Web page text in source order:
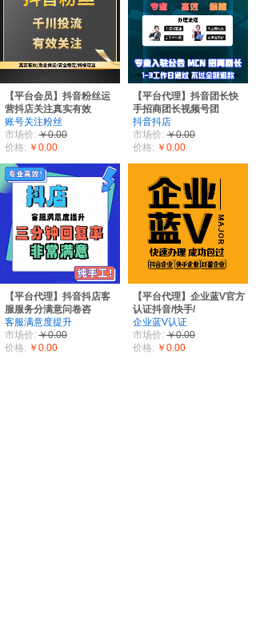
【平台会员】抖音粉丝运
营抖店关注真实有效
账号关注粉丝
市场价: ￥0.00
价格: ￥0.00
【平台代理】抖音团长快
手招商团长视频号团
抖音抖店
市场价: ￥0.00
价格: ￥0.00
【平台代理】抖音抖店客
服服务分满意问卷咨
客服满意度提升
市场价: ￥0.00
价格: ￥0.00
【平台代理】企业蓝V官方
认证抖音/快手/
企业蓝V认证
市场价: ￥0.00
价格: ￥0.00